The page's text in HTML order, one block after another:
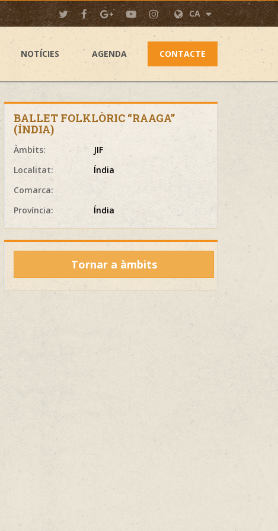
CA
NOTÍCIES AGENDA CONTACTE
BALLET FOLKLÒRIC “RAAGA”
(ÍNDIA)
Àmbits:
JIF
Localitat:
Índia
Comarca:
Província:
Índia
Tornar a àmbits